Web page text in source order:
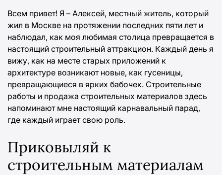
Всем привет! Я – Алексей, местный житель, который
жил в Москве на протяжении последних пяти лет и
наблюдал, как моя любимая столица превращается в
настоящий строительный аттракцион. Каждый день я
вижу, как на месте старых приложений к
архитектуре возникают новые, как гусеницы,
превращающиеся в ярких бабочек. Строительные
работы и продажа строительных материалов здесь
напоминают мне настоящий карнавальный парад,
где каждый играет свою роль.
Приковыляй к
строительным материалам